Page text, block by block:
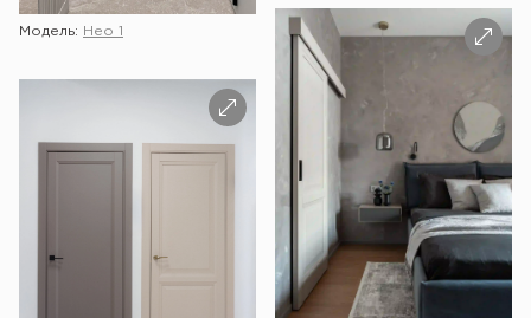
Модель: Нео 1